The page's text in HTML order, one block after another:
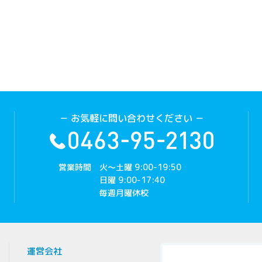
－ お気軽に問い合わせください －
営業時間
火～土曜 9:00-19:50
日曜 9:00-17:40
毎週月曜休校
運営会社